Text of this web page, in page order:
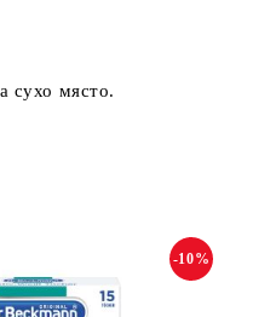
сухо място.
-10%